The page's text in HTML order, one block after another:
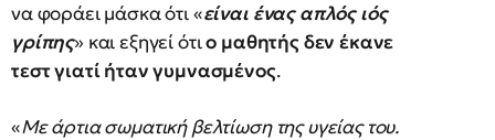
να φοράει μάσκα ότι «είναι ένας απλός ιός
γρίπης» και εξηγεί ότιο μαθητής δεν έκανε
τεστ γιατί ήταν γυμνασμένος.
«Με άρτια σωματική βελτίωση της υγείας του.